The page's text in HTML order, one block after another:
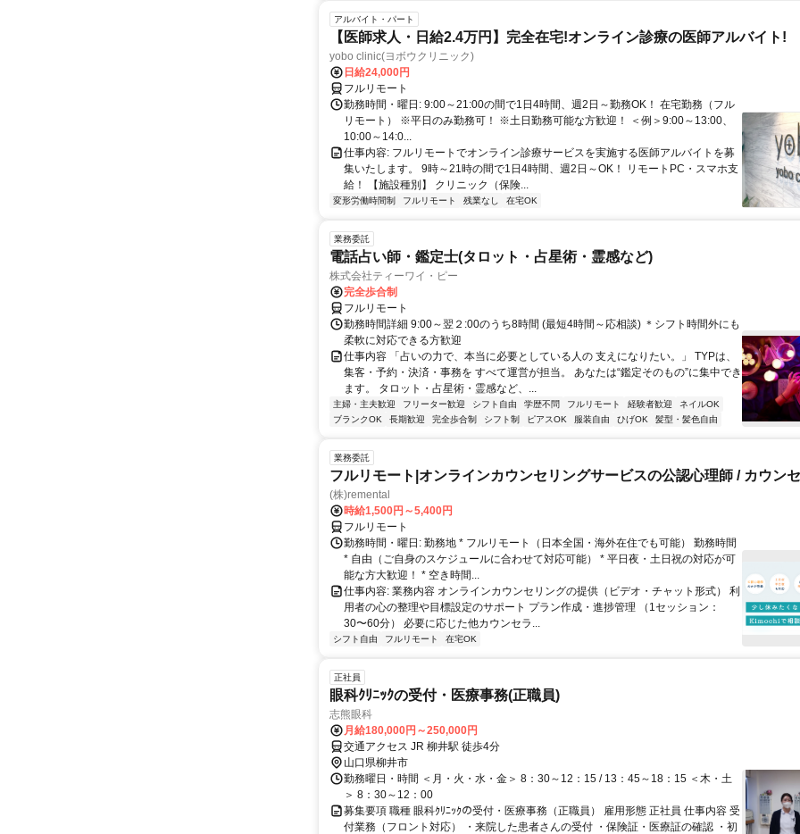
アルバイト・パート
【医師求人・日給2.4万円】完全在宅!オンライン診療の医師アルバイト!
yobo clinic(ヨボウクリニック)
日給24,000円
フルリモート
勤務時間・曜日: 9:00～21:00の間で1日4時間、週2日～勤務OK！ 在宅勤務（フル
リモート） ※平日のみ勤務可！ ※土日勤務可能な方歓迎！ ＜例＞9:00～13:00、
10:00～14:0...
仕事内容: フルリモートでオンライン診療サービスを実施する医師アルバイトを募
集いたします。 9時～21時の間で1日4時間、週2日～OK！ リモートPC・スマホ支
給！ 【施設種別】 クリニック（保険...
変形労働時間制 フルリモート 残業なし 在宅OK
業務委託
電話占い師・鑑定士(タロット・占星術・霊感など)
株式会社ティーワイ・ピー
完全歩合制
フルリモート
勤務時間詳細 9:00～翌２:00のうち8時間 (最短4時間～応相談) ＊シフト時間外にも
柔軟に対応できる方歓迎
仕事内容 「占いの力で、本当に必要としている人の 支えになりたい。」 TYPは、
集客・予約・決済・事務を すべて運営が担当。 あなたは“鑑定そのもの”に集中でき
ます。 タロット・占星術・霊感など、...
主婦・主夫歓迎 フリーター歓迎 シフト自由 学歴不問 フルリモート 経験者歓迎
ネイルOK
ブランクOK
長期歓迎 完全歩合制 シフト制 ピアスOK 服装自由 ひげOK 髪型・髪色自由
業務委託
フルリモート|オンラインカウンセリングサービスの公認心理師 / カウン
(株)remental
時給1,500円～5,400円
フルリモート
勤務時間・曜日: 勤務地 * フルリモート（日本全国・海外在住でも可能） 勤務時間
* 自由（ご自身のスケジュールに合わせて対応可能） * 平日夜・土日祝の対応が可
能な方大歓迎！ * 空き時間...
仕事内容: 業務内容 オンラインカウンセリングの提供（ビデオ・チャット形式） 利
用者の心の整理や目標設定のサポート プラン作成・進捗管理 （1セッション：
30〜60分） 必要に応じた他カウンセラ...
シフト自由 フルリモート 在宅OK
正社員
眼科ｸﾘﾆｯｸの受付・医療事務(正職員)
志熊眼科
月給180,000円～250,000円
交通アクセス JR 柳井駅 徒歩4分
山口県柳井市
勤務曜日・時間 ＜月・火・水・金＞ 8：30～12：15 / 13：45～18：15 ＜木・土
＞ 8：30～12：00
募集要項 職種 眼科ｸﾘﾆｯｸの受付・医療事務（正職員） 雇用形態 正社員 仕事内容 受
付業務（フロント対応） ・来院した患者さんの受付 ・保険証・医療証の確認 ・初